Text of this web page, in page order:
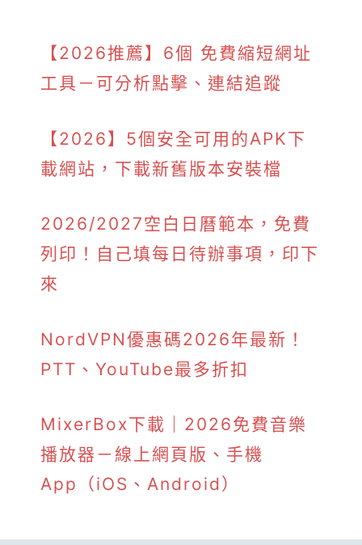
【2026推薦】6個 免費縮短網址
工具－可分析點擊、連結追蹤
【2026】5個安全可用的APK下
載網站，下載新舊版本安裝檔
2026/2027空白日曆範本，免費
列印！自己填每日待辦事項，印下
來
NordVPN優惠碼2026年最新！
PTT、YouTube最多折扣
MixerBox下載｜2026免費音樂
播放器－線上網頁版、手機
App（iOS、Android）